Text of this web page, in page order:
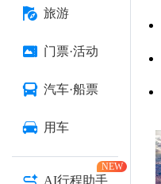
旅游
门票·活动
汽车·船票
用车
AI行程助手
NEW